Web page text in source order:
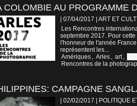
COLOMBIE AU PROGRAMME
| 07/04/2017
ART ET
Les Rencontres
septembre 2017. Pour
l'honneur de l'année
représentent les...
Amériques , Arles , art ,
Rencontres de la
CAMPAGNE
| 02/02/2017
POLITIQUE